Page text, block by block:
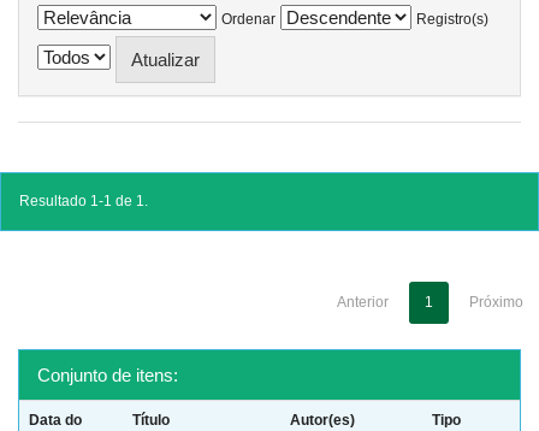
Ordenar
Registro(s)
Resultado 1-1 de 1.
Anterior 1 Próximo
Conjunto de itens:
Data do
Título Autor(es) Tipo